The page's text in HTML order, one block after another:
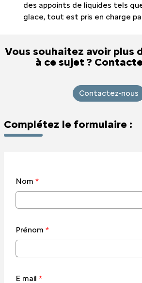
des appoints de liquides tels
glace, tout est pris en charge
Vous souhaitez avoir plus
à ce sujet ?
Contactez-nous
Complétez le formulaire :
Nom *
Prénom *
E mail *